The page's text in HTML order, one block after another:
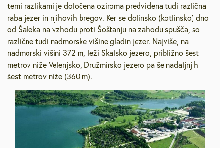
temi razlikami je določena oziroma predvidena tudi različna
raba jezer in njihovih bregov. Ker se dolinsko (kotlinsko) dno
od Šaleka na vzhodu proti Šoštanju na zahodu spušča, so
različne tudi nadmorske višine gladin jezer. Najviše, na
nadmorski višini 372 m, leži Škalsko jezero, približno šest
metrov niže Velenjsko, Družmirsko jezero pa še nadaljnjih
šest metrov niže (360 m).